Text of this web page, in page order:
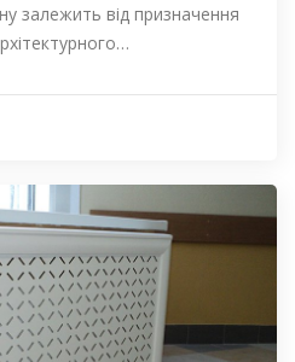
залежить від призначення